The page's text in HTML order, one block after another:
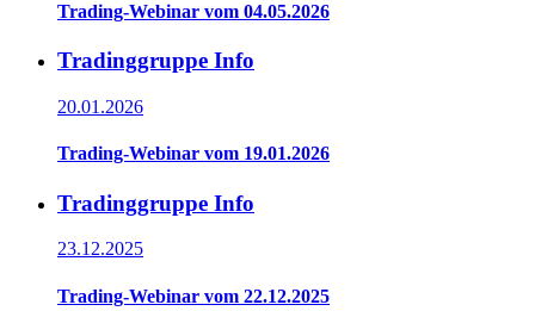
Trading-Webinar vom 04.05.2026
Tradinggruppe Info
20.01.2026
Trading-Webinar vom 19.01.2026
Tradinggruppe Info
23.12.2025
Trading-Webinar vom 22.12.2025